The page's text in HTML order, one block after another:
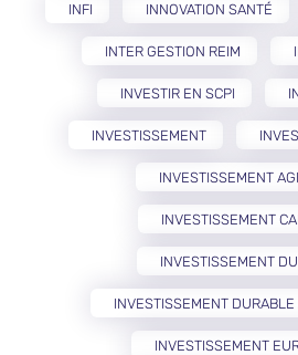
INFI INNOVATION SANTÉ
INTER GESTION REIM
INVESTIR EN SCPI
INVESTISSEMENT
INVESTISSEMENT
INVESTISSEMENT
INVESTISSEMENT
INVESTISSEMENT DURABLE
INVESTISSEMENT